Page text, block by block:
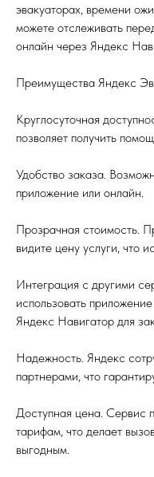
эвакуаторах, времени
можете отслеживать
онлайн через Яндекс
Преимущества Яндекс
Круглосуточная
позволяет получить
Удобство заказа.
приложение или онлайн.
Прозрачная стоимость.
видите цену услуги, что
Интеграция с другими
использовать
Яндекс Навигатор для
Надежность. Яндекс
партнерами, что
Доступная цена. Сервис
тарифам, что делает
выгодным.